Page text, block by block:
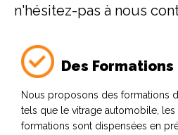
n'hésitez-pas à nous
Des
Nous proposons des formations
tels que le vitrage automobile, les
formations sont dispensées en